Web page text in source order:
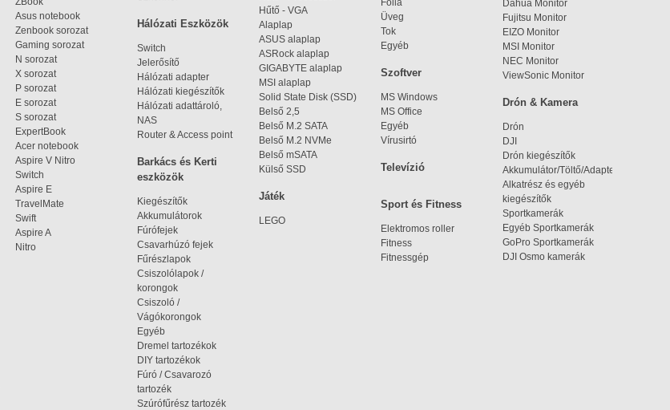
Asus notebook
Zenbook sorozat
Gaming sorozat
N sorozat
X sorozat
P sorozat
E sorozat
S sorozat
ExpertBook
Acer notebook
Aspire V Nitro
Switch
Aspire E
TravelMate
Swift
Aspire A
Nitro
Fólia
Üveg
Tok
Egyéb
Dahua Monitor
Fujitsu Monitor
EIZO Monitor
MSI Monitor
NEC Monitor
ViewSonic Monitor
Hűtő - VGA
Alaplap
ASUS alaplap
ASRock alaplap
GIGABYTE alaplap
MSI alaplap
Solid State Disk (SSD)
Belső 2,5
Belső M.2 SATA
Belső M.2 NVMe
Belső mSATA
Külső SSD
Hálózati Eszközök
Switch
Jelerősítő
Hálózati adapter
Hálózati kiegészítők
Hálózati adattároló,
NAS
Router & Access point
Szoftver
MS Windows
MS Office
Egyéb
Vírusirtó
Drón & Kamera
Drón
DJI
Drón kiegészítők
Akkumulátor/Töltő/Adapter
Alkatrész és egyéb
kiegészítők
Sportkamerák
Egyéb Sportkamerák
GoPro Sportkamerák
DJI Osmo kamerák
Barkács és Kerti
eszközök
Kiegészítők
Akkumulátorok
Fúrófejek
Csavarhúzó fejek
Fűrészlapok
Csiszolólapok /
korongok
Csiszoló /
Vágókorongok
Egyéb
Dremel tartozékok
DIY tartozékok
Fúró / Csavarozó
tartozék
Szúrófűrész tartozék
Televízió
Játék
LEGO
Sport és Fitness
Elektromos roller
Fitness
Fitnessgép